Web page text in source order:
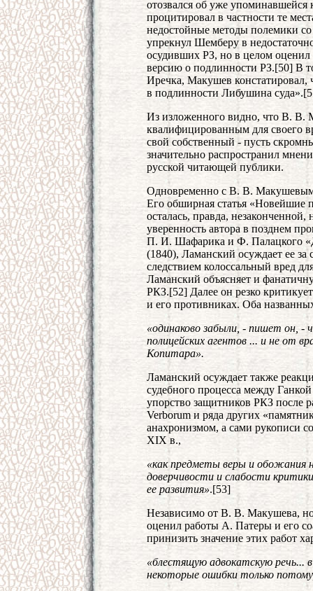
отозвался об уже
процитировал в частности те
недостойные методы полемики
упрекнул Шемберу в
осудивших РЗ, но в целом
версию о подлинности РЗ.[50] В
Иречка, Макушев констатировал,
в подлинности Либушина
Из изложенного видно, что В. В.
квалифицированным для своего
свой собственный - пусть
значительно распространил
русской читающей публики.
Одновременно с В. В.
Его обширная статья «Новейшие
осталась, правда,
уверенность автора в позднем
П. И. Шафарика и Ф. Палацкого
(1840), Ламанский осуждает ее
следствием колоссальный вред
Ламанский объясняет и
РКЗ.[52] Далее он резко
и его противниках. Оба
«одинаково забыли, - пишет он, -
полицейских агентов ... и не от
Копитара».
Ламанский осуждает также
судебного процесса между
упорство защитников РКЗ после
Verborum и ряда других
анахронизмом, а сами рукописи
XIX в.,
«как предметы веры и обожания
доверчивости и слабости
ее развития».[53]
Независимо от В. В. Макушева,
оценил работы А. Патеры и его
принизить значение этих работ
«блестящую адвокатскую речь...
некоторые ошибки только